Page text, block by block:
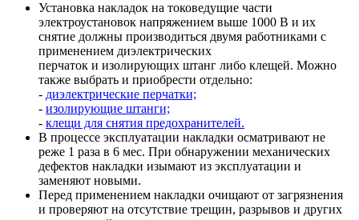
Установка накладок на токоведущие части
электроустановок напряжением выше 1000 В и их
снятие должны производиться двумя работниками с
применением диэлектрических
перчаток и изолирующих штанг либо клещей. Можно
также выбрать и приобрести отдельно:
- диэлектрические перчатки;
- изолирующие штанги;
- клещи для снятия предохранителей.
В процессе эксплуатации накладки осматривают не
реже 1 раза в 6 мес. При обнаружении механических
дефектов накладки изымают из эксплуатации и
заменяют новыми.
Перед применением накладки очищают от загрязнения
и проверяют на отсутствие трещин, разрывов и других